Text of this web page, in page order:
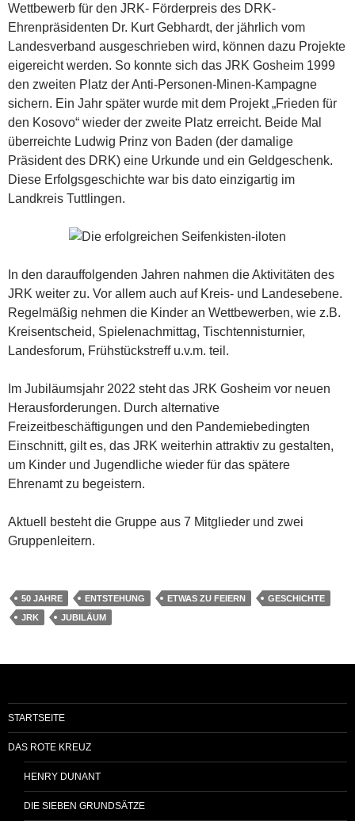
Wettbewerb für den JRK- Förderpreis des DRK-
Ehrenpräsidenten Dr. Kurt Gebhardt, der jährlich vom
Landesverband ausgeschrieben wird, können dazu Projekte
eigereicht werden. So konnte sich das JRK Gosheim 1999
den zweiten Platz der Anti-Personen-Minen-Kampagne
sichern. Ein Jahr später wurde mit dem Projekt „Frieden für
den Kosovo“ wieder der zweite Platz erreicht. Beide Mal
überreichte Ludwig Prinz von Baden (der damalige
Präsident des DRK) eine Urkunde und ein Geldgeschenk.
Diese Erfolgsgeschichte war bis dato einzigartig im
Landkreis Tuttlingen.
In den darauffolgenden Jahren nahmen die Aktivitäten des
JRK weiter zu. Vor allem auch auf Kreis- und Landesebene.
Regelmäßig nehmen die Kinder an Wettbewerben, wie z.B.
Kreisentscheid, Spielenachmittag, Tischtennisturnier,
Landesforum, Frühstückstreff u.v.m. teil.
Im Jubiläumsjahr 2022 steht das JRK Gosheim vor neuen
Herausforderungen. Durch alternative
Freizeitbeschäftigungen und den Pandemiebedingten
Einschnitt, gilt es, das JRK weiterhin attraktiv zu gestalten,
um Kinder und Jugendliche wieder für das spätere
Ehrenamt zu begeistern.
Aktuell besteht die Gruppe aus 7 Mitglieder und zwei
Gruppenleitern.
50 JAHRE ENTSTEHUNG ETWAS ZU FEIERN
GESCHICHTE
JRK
JUBILÄUM
STARTSEITE
DAS ROTE KREUZ
HENRY DUNANT
DIE SIEBEN GRUNDSÄTZE